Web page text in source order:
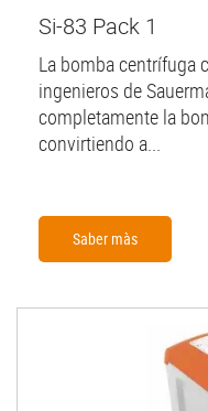
Si-83 Pack 1
La bomba centrífuga
ingenieros de
completamente la
convirtiendo a...
Saber màs